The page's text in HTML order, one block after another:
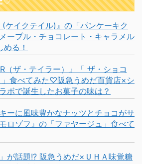
(ケイクテイル)』の「パンケーキク
ープル・チョコレート・キャラメル
る！
（ザ・テイラー）』「 ザ・ショコ
」食べてみた♡阪急うめだ百貨店×シ
ボで誕生したお菓子の味は？
ーに風味豊かなナッツとチョコがサ
ロゾフ』の「ファヤージュ」食べて
が話題!? 阪急うめだ×ＵＨＡ味覚糖